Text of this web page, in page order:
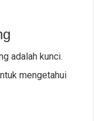
adalah kunci.
mengetahui